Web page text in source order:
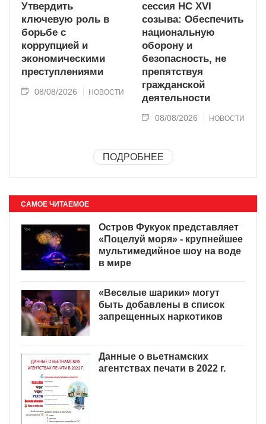
Утвердить
ключевую роль в
борьбе с
коррупцией и
экономическими
преступлениями
08/08/2026 НОВОСТИ
сессия НС XVI
созыва: Обеспечить
национальную
оборону и
безопасность, не
препятствуя
гражданской
деятельности
08/08/2026 НОВОСТИ
ПОДРОБНЕЕ
САМОЕ ЧИТАЕМОЕ
Остров Фукуок представляет
«Поцелуй моря» - крупнейшее
мультимедийное шоу на воде
в мире
«Веселые шарики» могут
быть добавлены в список
запрещенных наркотиков
Данные о вьетнамских
агентствах печати в 2022 г.